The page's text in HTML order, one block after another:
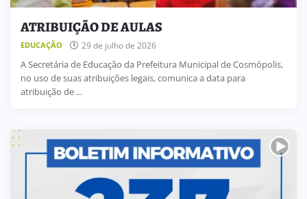
ATRIBUIÇÃO DE AULAS
EDUCAÇÃO 29 de julho de 2026
A Secretária de Educação da Prefeitura Municipal de Cosmópolis,
no uso de suas atribuições legais, comunica a data para
atribuição de ...